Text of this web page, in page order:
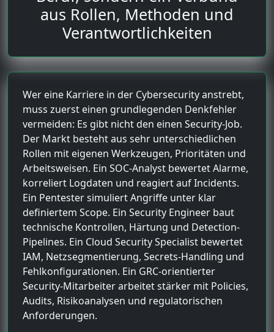
aus Rollen, Methoden und
Verantwortlichkeiten
Wer eine Karriere in der Cybersecurity anstrebt,
muss zuerst einen grundlegenden Denkfehler
vermeiden: Es gibt nicht den einen Security-Job.
Der Markt besteht aus sehr unterschiedlichen
Rollen mit eigenen Werkzeugen, Prioritäten und
Arbeitsweisen. Ein SOC-Analyst bewertet Alarme,
korreliert Logdaten und reagiert auf Incidents.
Ein Pentester simuliert Angriffe unter klar
definiertem Scope. Ein Security Engineer baut
technische Kontrollen, Härtung und Detection-
Pipelines. Ein Cloud Security Specialist bewertet
IAM, Netzsegmentierung, Secrets-Handling und
Fehlkonfigurationen. Ein GRC-orientierter
Security-Mitarbeiter arbeitet stärker mit Policies,
Audits, Risikoanalysen und regulatorischen
Anforderungen.